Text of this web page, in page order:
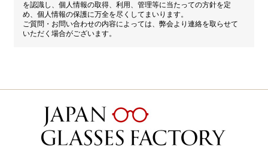
を認識し、個人情報の取得、利用、管理等に当たっての方針を定
め、個人情報の保護に万全を尽くしてまいります。
ご質問・お問い合わせの内容によっては、弊会より連絡を取らせて
いただく場合がございます。